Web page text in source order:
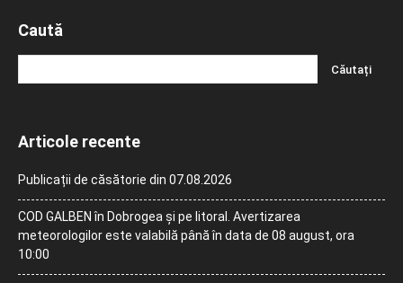
Caută
Articole recente
Publicații de căsătorie din 07.08.2026
COD GALBEN în Dobrogea și pe litoral. Avertizarea
meteorologilor este valabilă până în data de 08 august, ora
10:00